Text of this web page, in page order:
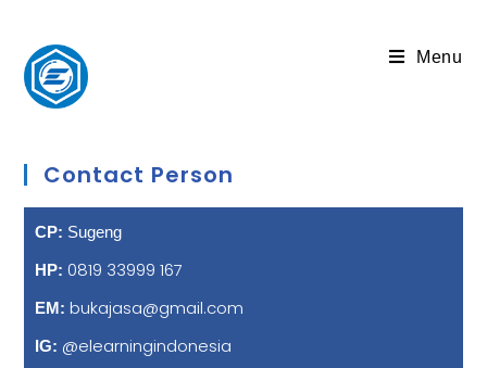
Menu
Contact Person
CP: Sugeng
HP: 0819 33999 167
EM: bukajasa@gmail.com
IG: @elearningindonesia